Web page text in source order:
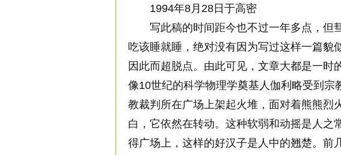
1994年8月28日于高密
写此稿的时间距今也不过一年多点，但
吃该睡就睡，绝对没有因为写过这样一篇貌
因此而超脱点。由此可见，文章大都是一
像10世纪的科学物理学奠基人伽利略受到
教裁判所在广场上架起火堆，面对着熊熊烈
白，它依然在转动。这种软弱和动摇是人之
得广场上，这样的好汉子是人中的翘楚。前